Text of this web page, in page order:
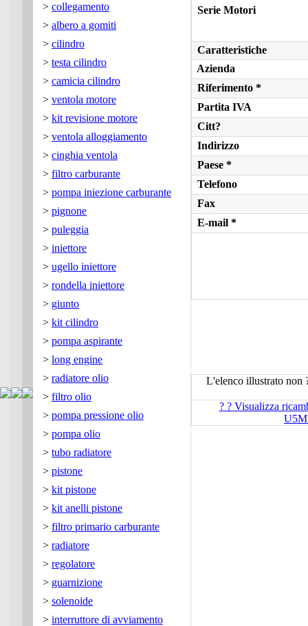
> collegamento
> albero a gomiti
> cilindro
> testa cilindro
> camicia cilindro
> ventola motore
> kit revisione motore
> ventola alloggiamento
> cinghia ventola
> filtro carburante
> pompa iniezione carburante
> pignone
> puleggia
> iniettore
> ugello iniettore
> rondella iniettore
> giunto
> kit cilindro
> pompa aspirante
> long engine
> radiatore olio
> filtro olio
> pompa pressione olio
> pompa olio
> tubo radiatore
> pistone
> kit pistone
> kit anelli pistone
> filtro primario carburante
> radiatore
> regolatore
> guarnizione
> solenoide
> interruttore di avviamento
Serie Motori
Caratteristiche
Azienda
Riferimento *
Partita IVA
Citt?
Indirizzo
Paese *
Telefono
Fax
E-mail *
L'elenco illustrato non
? ? Visualizza